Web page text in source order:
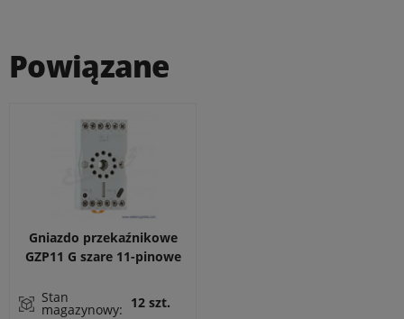
Powiązane
Gniazdo przekaźnikowe
GZP11 G szare 11-pinowe
montaż DIN
Stan
magazynowy: 12 szt.